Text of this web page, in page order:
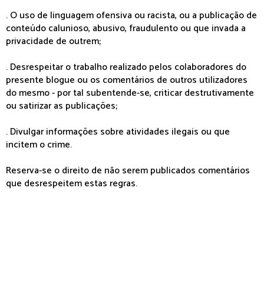
. O uso de linguagem ofensiva ou racista, ou a publicação de
conteúdo calunioso, abusivo, fraudulento ou que invada a
privacidade de outrem;
. Desrespeitar o trabalho realizado pelos colaboradores do
presente blogue ou os comentários de outros utilizadores
do mesmo - por tal subentende-se, criticar destrutivamente
ou satirizar as publicações;
. Divulgar informações sobre atividades ilegais ou que
incitem o crime.
Reserva-se o direito de não serem publicados comentários
que desrespeitem estas regras.